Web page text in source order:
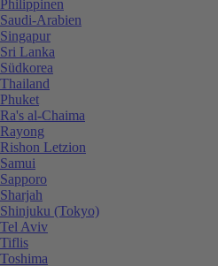
Philippinen
Saudi-Arabien
Singapur
Sri Lanka
Südkorea
Thailand
Phuket
Ra's al-Chaima
Rayong
Rishon Letzion
Samui
Sapporo
Sharjah
Shinjuku (Tokyo)
Tel Aviv
Tiflis
Toshima